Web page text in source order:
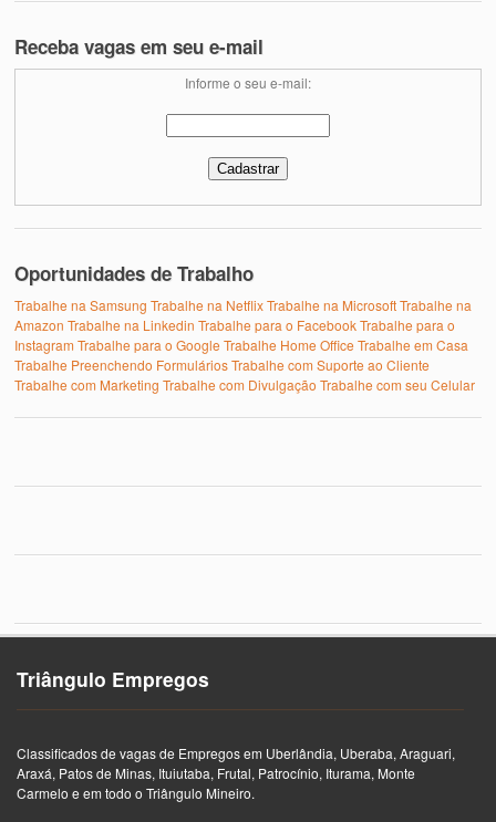
Receba vagas em seu e-mail
Informe o seu e-mail:
Oportunidades de Trabalho
Trabalhe na Samsung Trabalhe na NetflixTrabalhe na MicrosoftTrabalhe na
Amazon Trabalhe na Linkedin Trabalhe para o FacebookTrabalhe para o
Instagram Trabalhe para o Google Trabalhe Home Office Trabalhe em Casa
Trabalhe Preenchendo FormuláriosTrabalhe com Suporte ao Cliente
Trabalhe com Marketing Trabalhe com Divulgação Trabalhe com seu Celular
Triângulo Empregos
Classificados de vagas de Empregos em Uberlândia, Uberaba, Araguari,
Araxá, Patos de Minas, Ituiutaba, Frutal, Patrocínio, Iturama, Monte
Carmelo e em todo o Triângulo Mineiro.